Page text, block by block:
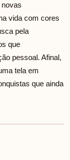
vida com cores
pela
que
pessoal. Afinal,
tela em
que ainda